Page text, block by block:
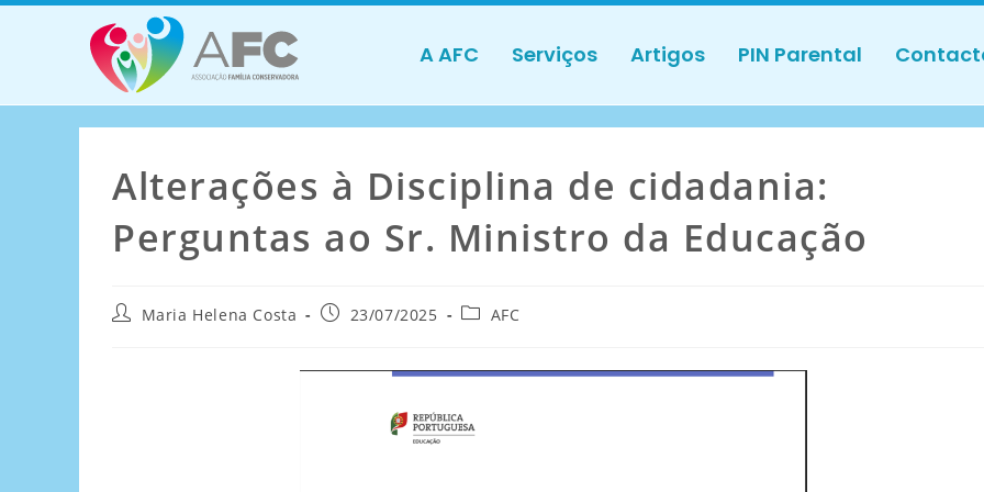
A AFC Serviços Artigos PIN Parental
Alterações à Disciplina de cidadania:
Perguntas ao Sr. Ministro da Educação
Maria Helena Costa 23/07/2025 AFC